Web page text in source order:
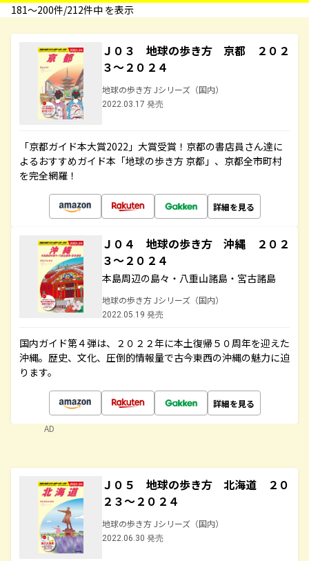
181〜200件/212件中 を表示
Ｊ０３ 地球の歩き方 京都 ２０２
３～２０２４
地球の歩き方 Jシリーズ（国内）
2022.03.17 発売
「京都ガイド本大賞2022」大賞受賞！京都の書店員さん達に
よるおすすめガイド本「地球の歩き方 京都」、京都全市町村
を完全網羅！
詳細を見る
Ｊ０４ 地球の歩き方 沖縄 ２０２
３～２０２４
本島周辺の島々・八重山諸島・宮古諸島
地球の歩き方 Jシリーズ（国内）
2022.05.19 発売
国内ガイド第４弾は、２０２２年に本土復帰５０周年を迎えた
沖縄。歴史、文化、圧倒的情報量で古今東西の沖縄の魅力に迫
ります。
詳細を見る
AD
Ｊ０５ 地球の歩き方 北海道 ２０
２３～２０２４
地球の歩き方 Jシリーズ（国内）
2022.06.30 発売